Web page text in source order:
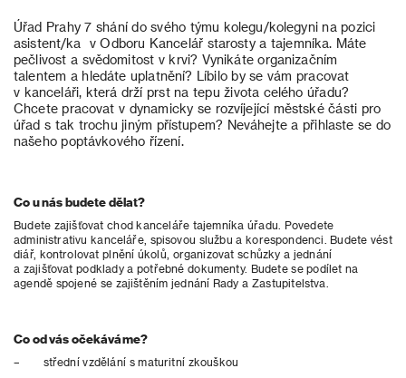
Úřad Prahy 7 shání do svého týmu kolegu/kolegyni na pozici
asistent/ka v Odboru Kancelář starosty a tajemníka. Máte
pečlivost a svědomitost v krvi? Vynikáte organizačním
talentem a hledáte uplatnění? Líbilo by se vám pracovat
v kanceláři, která drží prst na tepu života celého úřadu?
Chcete pracovat v dynamicky se rozvíjející městské části pro
úřad s tak trochu jiným přístupem? Neváhejte a přihlaste se do
našeho poptávkového řízení.
Co u nás budete dělat?
Budete zajišťovat chod kanceláře tajemníka úřadu. Povedete
administrativu kanceláře, spisovou službu a korespondenci. Budete vést
diář, kontrolovat plnění úkolů, organizovat schůzky a jednání
a zajišťovat podklady a potřebné dokumenty. Budete se podílet na
agendě spojené se zajištěním jednání Rady a Zastupitelstva.
Co od vás očekáváme?
– střední vzdělání s maturitní zkouškou